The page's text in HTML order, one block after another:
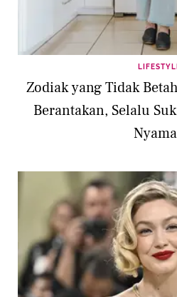
Zodiak yang Tidak
Berantakan, Selalu